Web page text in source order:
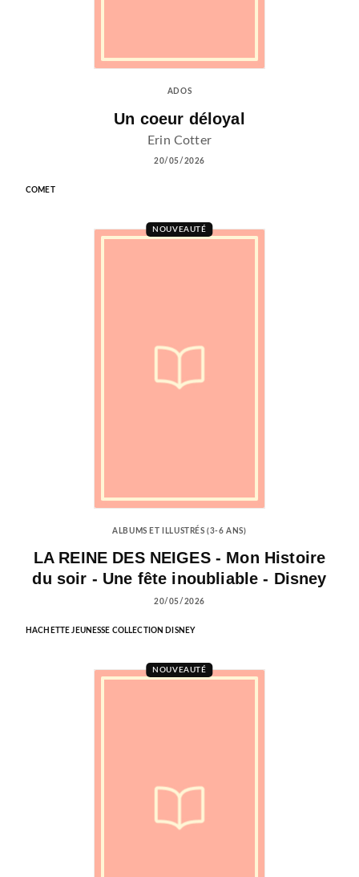
ADOS
Un coeur déloyal
Erin Cotter
20/05/2026
COMET
NOUVEAUTÉ
ALBUMS ET ILLUSTRÉS (3-6 ANS)
LA REINE DES NEIGES - Mon Histoire
du soir - Une fête inoubliable - Disney
20/05/2026
HACHETTE JEUNESSE COLLECTION DISNEY
NOUVEAUTÉ